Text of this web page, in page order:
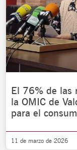
El 76% de las
la OMIC de
para el
11 de marzo de 2026